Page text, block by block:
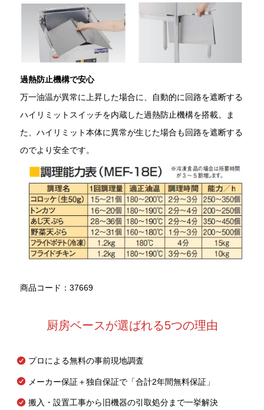
過熱防止機構で安心
万一油温が異常に上昇した場合に、自動的に回路を遮断する
ハイリミットスイッチを内蔵した過熱防止機構を搭載。ま
た、ハイリミット本体に異常が生じた場合も回路を遮断する
のでより安全です。
商品コード：37669
厨房ベースが選ばれる5つの理由
プロによる無料の事前現地調査
メーカー保証＋独自保証で「合計2年間無料保証」
搬入・設置工事から旧機器の引取処分まで一挙解決